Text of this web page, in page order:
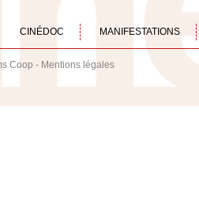
CINÉDOC MANIFESTATIONS
Coop - Mentions légales